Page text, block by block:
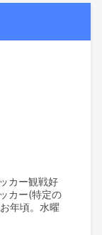
カー観戦好
カー(特定の
年頃。水曜